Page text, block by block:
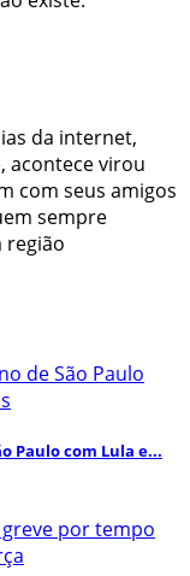
da internet,
acontece virou
com seus amigos
sempre
região
Paulo com Lula e...